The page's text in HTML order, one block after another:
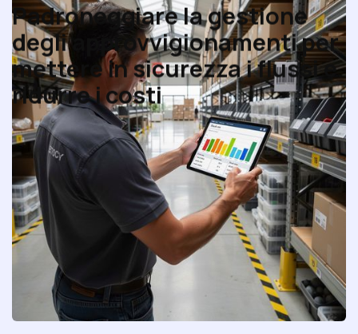
Padroneggiare la gestione
degli approvvigionamenti per
mettere in sicurezza i flussi e
ridurre i costi